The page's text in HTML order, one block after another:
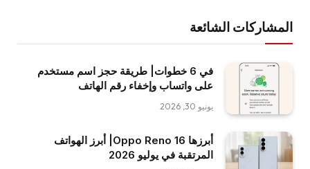
المشاركات الشائعة
في 6 خطوات| طريقة حجز اسم مستخدم
على واتساب وإخفاء رقم الهاتف
يونيو 30, 2026
أبرزها Oppo Reno 16| أبرز الهواتف
المرتقبة في يوليو 2026